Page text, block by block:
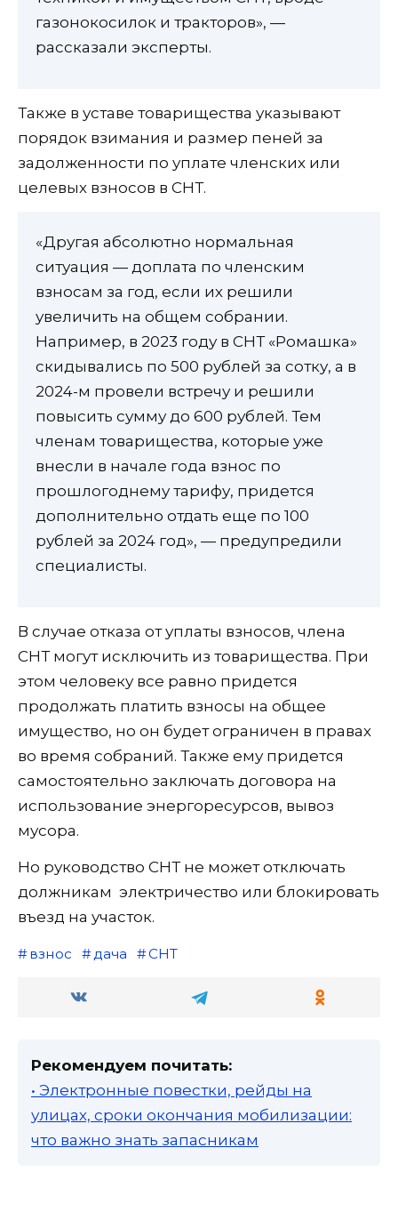
газонокосилок и тракторов», —
рассказали эксперты.
Также в уставе товарищества указывают
порядок взимания и размер пеней за
задолженности по уплате членских или
целевых взносов в СНТ.
«Другая абсолютно нормальная
ситуация — доплата по членским
взносам за год, если их решили
увеличить на общем собрании.
Например, в 2023 году в СНТ «‎Ромашка»‎
скидывались по 500 рублей за сотку, а в
2024-м провели встречу и решили
повысить сумму до 600 рублей. Тем
членам товарищества, которые уже
внесли в начале года взнос по
прошлогоднему тарифу, придется
дополнительно отдать еще по 100
рублей за 2024 год», — предупредили
специалисты.
В случае отказа от уплаты взносов, члена
СНТ могут исключить из товарищества. При
этом человеку все равно придется
продолжать платить взносы на общее
имущество, но он будет ограничен в правах
во время собраний. Также ему придется
самостоятельно заключать договора на
использование энергоресурсов, вывоз
мусора.
Но руководство СНТ не может отключать
должникам электричество или блокировать
въезд на участок.
взнос дача СНТ
Рекомендуем почитать:
• Электронные повестки, рейды на
улицах, сроки окончания мобилизации:
что важно знать запасникам